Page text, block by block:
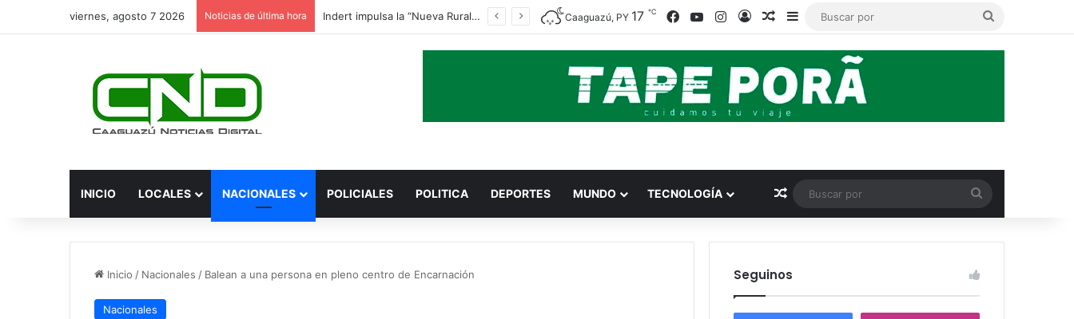
viernes, agosto 7 2026 Noticias de última hora Indert impulsa la “Nueva Ruralidad” para garantizar la titulación de tierras a familias campesinas. Caaguazú, PY 17 ℃ Facebook
YouTubeInstagram
AccesoPublicación al azar
Barra lateral
INICIO LOCALES NACIONALES POLICIALES POLITICA DEPORTES MUNDO TECNOLOGÍA Publicación al azar
por
Inicio / Nacionales / Balean a una persona en pleno centro de Encarnación
Nacionales
Seguinos